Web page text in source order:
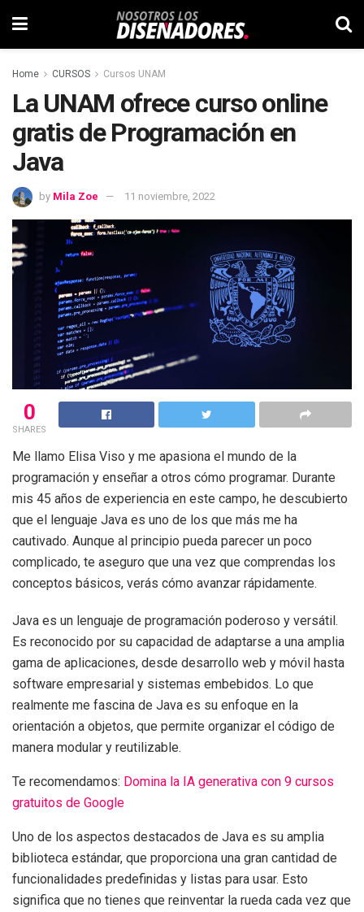
Home CURSOS Cursos UNAM
La UNAM ofrece curso online
gratis de Programación en
Java
by Mila Zoe 11 noviembre, 2022
0
SHARES
Me llamo Elisa Viso y me apasiona el mundo de la
programación y enseñar a otros cómo programar. Durante
mis 45 años de experiencia en este campo, he descubierto
que el lenguaje Java es uno de los que más me ha
cautivado. Aunque al principio pueda parecer un poco
complicado, te aseguro que una vez que comprendas los
conceptos básicos, verás cómo avanzar rápidamente.
Java es un lenguaje de programación poderoso y versátil.
Es reconocido por su capacidad de adaptarse a una amplia
gama de aplicaciones, desde desarrollo web y móvil hasta
software empresarial y sistemas embebidos. Lo que
realmente me fascina de Java es su enfoque en la
orientación a objetos, que permite organizar el código de
manera modular y reutilizable.
Te recomendamos: Domina la IA generativa con 9 cursos
gratuitos de Google
Uno de los aspectos destacados de Java es su amplia
biblioteca estándar, que proporciona una gran cantidad de
funcionalidades predefinidas y listas para usar. Esto
significa que no tienes que reinventar la rueda cada vez que